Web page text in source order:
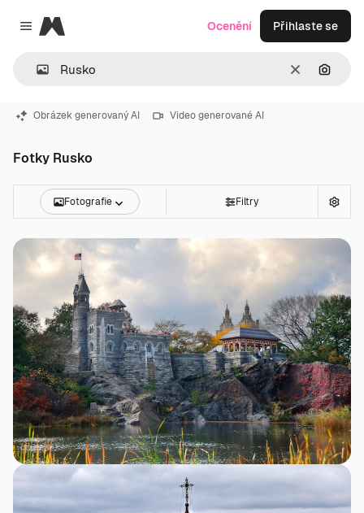
Close menu
Magnific
ZrušitHledat
Ocenění Přihlaste se
Obrázek generovaný AI Video generované AI
Fotky Rusko
Fotografie Filtry